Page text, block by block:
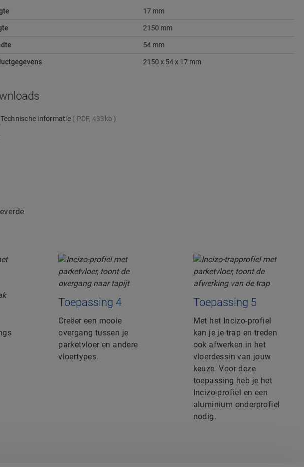
17 mm
2150 mm
54 mm
2150 x 54 x 17 mm
Technische informatie PDF, 433kb
Toepassing 4
Creëer een mooie
overgang tussen je
parketvloer en andere
vloertypes.
Toepassing 5
Met het Incizo-profiel
kan je je trap en treden
ook afwerken in het
vloerdessin van jouw
keuze. Voor deze
toepassing heb je het
Incizo-profiel en een
aluminium onderprofiel
nodig.